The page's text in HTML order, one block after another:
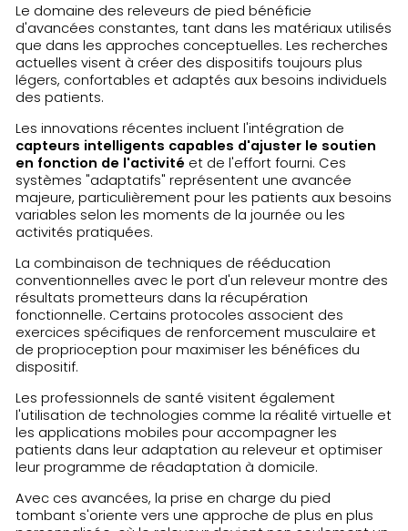
Le domaine des releveurs de pied bénéficie
d'avancées constantes, tant dans les matériaux utilisés
que dans les approches conceptuelles. Les recherches
actuelles visent à créer des dispositifs toujours plus
légers, confortables et adaptés aux besoins individuels
des patients.
Les innovations récentes incluent l'intégration de
capteurs intelligents capables d'ajuster le soutien
en fonction de l'activité et de l'effort fourni. Ces
systèmes "adaptatifs" représentent une avancée
majeure, particulièrement pour les patients aux besoins
variables selon les moments de la journée ou les
activités pratiquées.
La combinaison de techniques de rééducation
conventionnelles avec le port d'un releveur montre des
résultats prometteurs dans la récupération
fonctionnelle. Certains protocoles associent des
exercices spécifiques de renforcement musculaire et
de proprioception pour maximiser les bénéfices du
dispositif.
Les professionnels de santé visitent également
l'utilisation de technologies comme la réalité virtuelle et
les applications mobiles pour accompagner les
patients dans leur adaptation au releveur et optimiser
leur programme de réadaptation à domicile.
Avec ces avancées, la prise en charge du pied
tombant s'oriente vers une approche de plus en plus